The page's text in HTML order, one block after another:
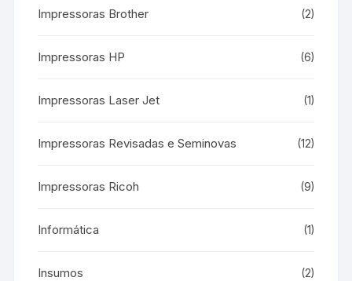
Impressoras Brother (2)
Impressoras HP (6)
Impressoras Laser Jet (1)
Impressoras Revisadas e Seminovas (12)
Impressoras Ricoh (9)
Informática (1)
Insumos (2)